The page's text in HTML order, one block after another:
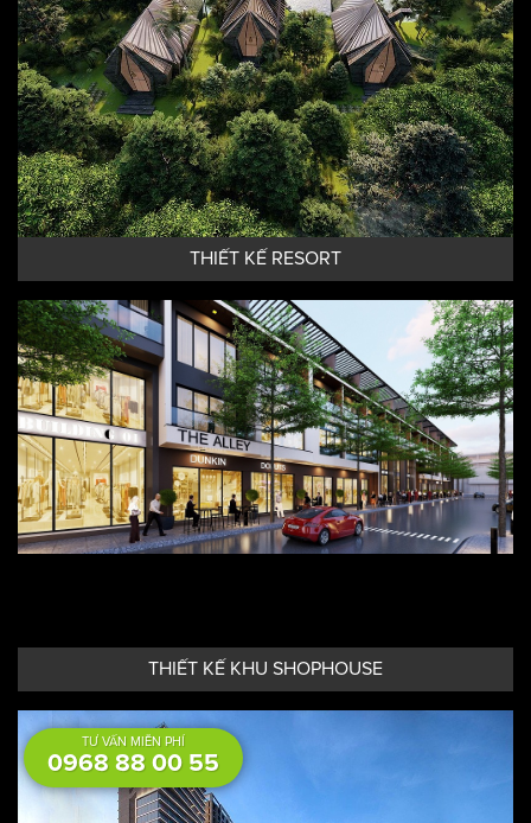
THIẾT KẾ RESORT
THIẾT KẾ KHU SHOPHOUSE
TƯ VẤN MIỄN PHÍ
0968 88 00 55